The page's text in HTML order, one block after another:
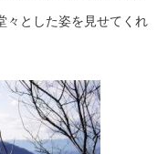
々とした姿を見せてくれ